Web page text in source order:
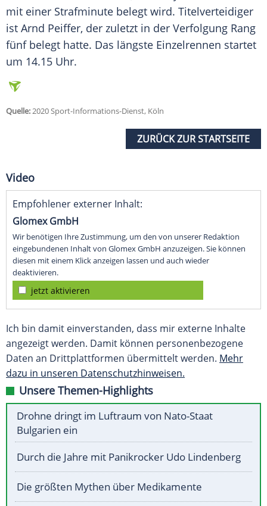
mit einer Strafminute belegt wird. Titelverteidiger
ist Arnd Peiffer, der zuletzt in der Verfolgung Rang
fünf belegt hatte. Das längste Einzelrennen startet
um 14.15 Uhr.
Quelle:2020 Sport-Informations-Dienst, Köln
ZURÜCK ZUR STARTSEITE
Video
Empfohlener externer Inhalt:
Glomex GmbH
Wir benötigen Ihre Zustimmung, um den von unserer Redaktion
eingebundenen Inhalt von Glomex GmbH anzuzeigen. Sie können
diesen mit einem Klick anzeigen lassen und auch wieder
deaktivieren.
jetzt aktivieren
Ich bin damit einverstanden, dass mir externe Inhalte
angezeigt werden. Damit können personenbezogene
Daten an Drittplattformen übermittelt werden. Mehr
dazu in unseren Datenschutzhinweisen.
Unsere Themen-Highlights
Drohne dringt im Luftraum von Nato-Staat
Bulgarien ein
Durch die Jahre mit Panikrocker Udo Lindenberg
Die größten Mythen über Medikamente